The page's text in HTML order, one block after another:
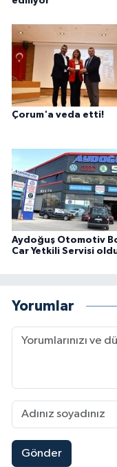
Çorum'a veda etti!
Aydoğuş Otomotiv
Car Yetkili Servisi
Yorumlar
Gönder